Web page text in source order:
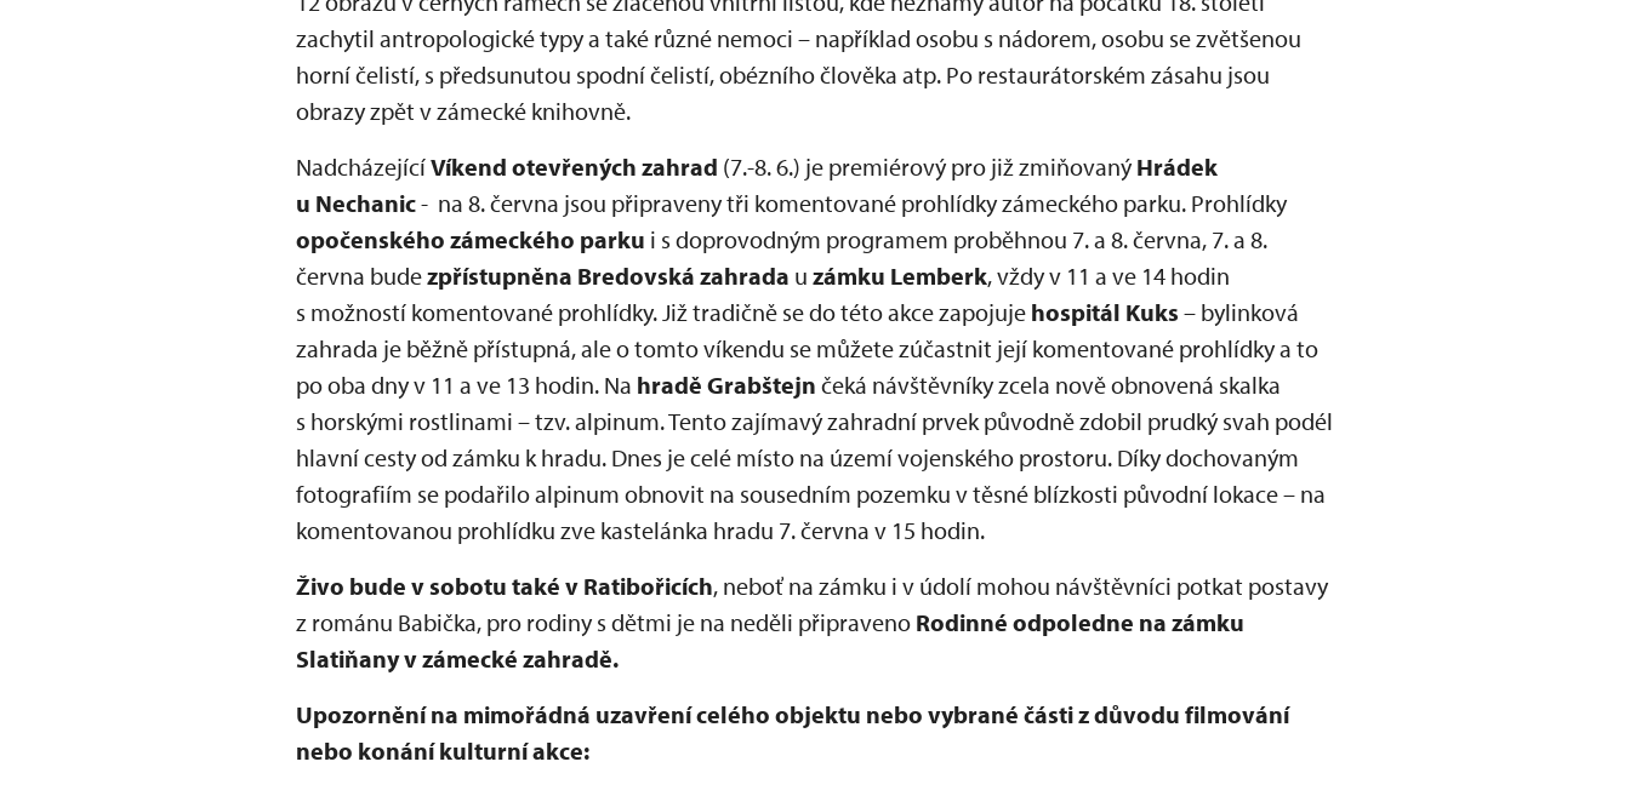
zachytil antropologické typy a také různé nemoci – například osobu s nádorem, osobu se zvětšenou
horní čelistí, s předsunutou spodní čelistí, obézního člověka atp. Po restaurátorském zásahu jsou
obrazy zpět v zámecké knihovně.
NadcházejícíVíkend otevřených zahrad (7.-8. 6.) je premiérový pro již zmiňovaný Hrádek
u Nechanic- na 8. června jsou připraveny tři komentované prohlídky zámeckého parku. Prohlídky
opočenského zámeckého parku i s doprovodným programem proběhnou 7. a 8. června, 7. a 8.
června budezpřístupněna Bredovská zahrada u zámku Lemberk, vždy v 11 a ve 14 hodin
s možností komentované prohlídky. Již tradičně se do této akce zapojuje hospitál Kuks – bylinková
zahrada je běžně přístupná, ale o tomto víkendu se můžete zúčastnit její komentované prohlídky a to
po oba dny v 11 a ve 13 hodin. Na hradě Grabštejn čeká návštěvníky zcela nově obnovená skalka
s horskými rostlinami – tzv. alpinum. Tento zajímavý zahradní prvek původně zdobil prudký svah podél
hlavní cesty od zámku k hradu. Dnes je celé místo na území vojenského prostoru. Díky dochovaným
fotografiím se podařilo alpinum obnovit na sousedním pozemku v těsné blízkosti původní lokace – na
komentovanou prohlídku zve kastelánka hradu 7. června v 15 hodin.
Živo bude v sobotu také v Ratibořicích, neboť na zámku i v údolí mohou návštěvníci potkat postavy
z románu Babička, pro rodiny s dětmi je na neděli připraveno Rodinné odpoledne na zámku
Slatiňany v zámecké zahradě.
Upozornění na mimořádná uzavření celého objektu nebo vybrané části z důvodu filmování
nebo konání kulturní akce: